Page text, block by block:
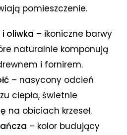
pomieszczenie.
oliwka – ikoniczne barwy
naturalnie komponują
i fornirem.
– nasycony odcień
ciepła, świetnie
na obiciach krzeseł.
– kolor budujący